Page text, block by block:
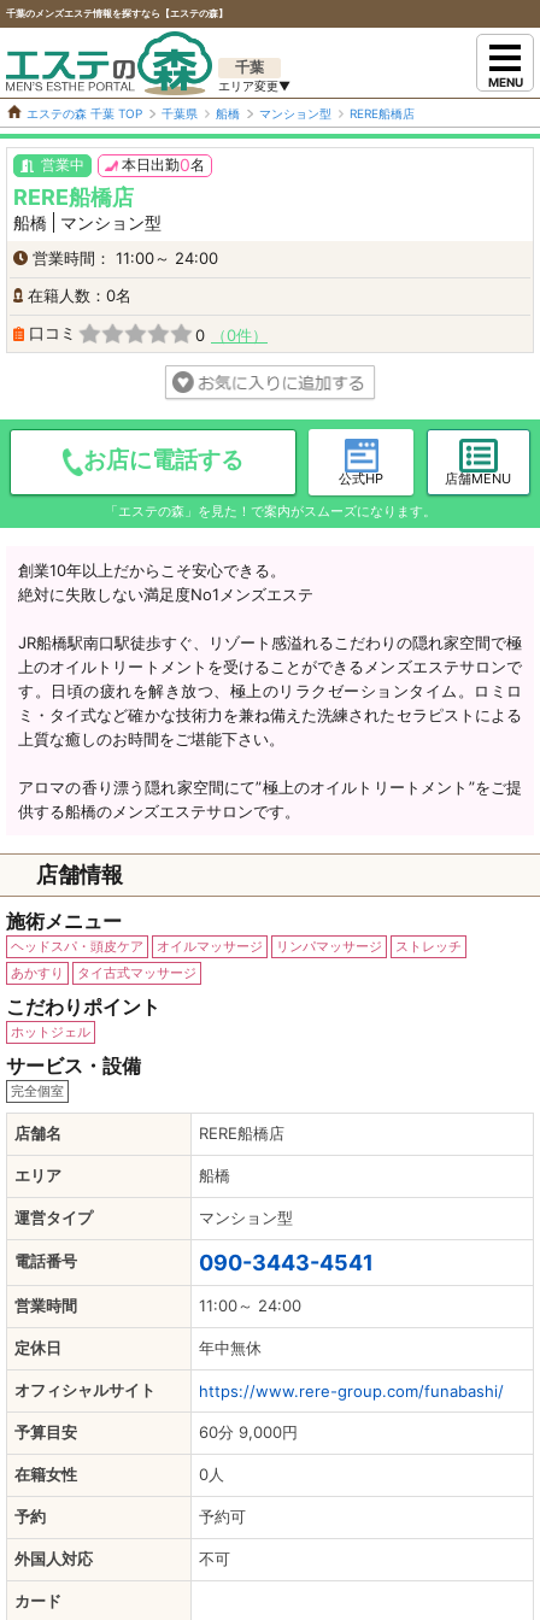
千葉のメンズエステ情報を探すなら【エステの森】
千葉
MENU
エステの森 千葉 TOP 千葉県 船橋 マンション型 RERE船橋店
営業中 本日出勤0名
RERE船橋店
船橋 マンション型
営業時間： 11:00～ 24:00
在籍人数：0名
口コミ
0 0件
お店に電話する
公式HP
店舗MENU
「エステの森」を見た！で案内がスムーズになります。
創業10年以上だからこそ安心できる。
絶対に失敗しない満足度No1メンズエステ
JR船橋駅南口駅徒歩すぐ、リゾート感溢れるこだわりの隠れ家空間で極
上のオイルトリートメントを受けることができるメンズエステサロンで
す。日頃の疲れを解き放つ、極上のリラクゼーションタイム。ロミロ
ミ・タイ式など確かな技術力を兼ね備えた洗練されたセラピストによる
上質な癒しのお時間をご堪能下さい。
アロマの香り漂う隠れ家空間にて”極上のオイルトリートメント”をご提
供する船橋のメンズエステサロンです。
店舗情報
施術メニュー
ヘッドスパ・頭皮ケア オイルマッサージ リンパマッサージ
ストレッチ
あかすり
タイ古式マッサージ
こだわりポイント
ホットジェル
サービス・設備
完全個室
店舗名 RERE船橋店
エリア 船橋
運営タイプ マンション型
電話番号 090-3443-4541
営業時間 11:00～ 24:00
定休日 年中無休
オフィシャルサイト https://www.rere-group.com/funabashi/
予算目安 60分 9,000円
在籍女性 0人
予約 予約可
外国人対応 不可
カード